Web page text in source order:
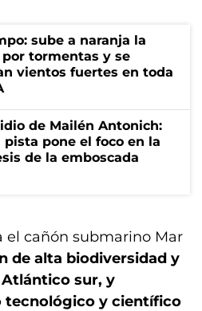
sube a naranja la
tormentas y se
vientos fuertes en toda
de Mailén Antonich:
pista pone el foco en la
de la emboscada
el cañón submarino Mar
de alta biodiversidad y
sur, y
tecnológico y científico